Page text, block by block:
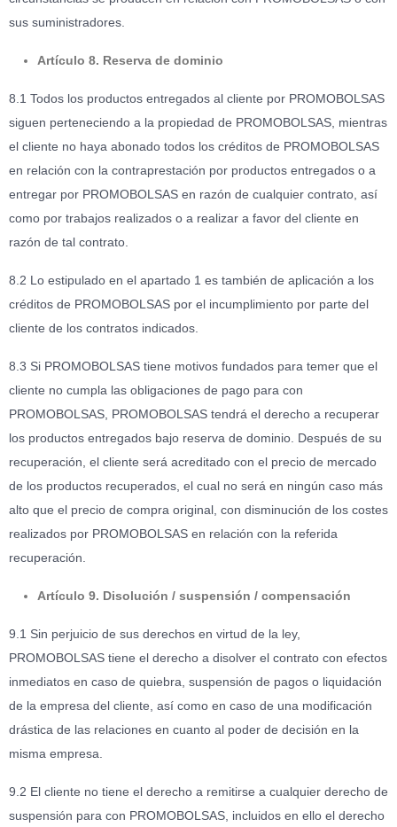
sus suministradores.
Artículo 8. Reserva de dominio
8.1 Todos los productos entregados al cliente por PROMOBOLSAS
siguen perteneciendo a la propiedad de PROMOBOLSAS, mientras
el cliente no haya abonado todos los créditos de PROMOBOLSAS
en relación con la contraprestación por productos entregados o a
entregar por PROMOBOLSAS en razón de cualquier contrato, así
como por trabajos realizados o a realizar a favor del cliente en
razón de tal contrato.
8.2 Lo estipulado en el apartado 1 es también de aplicación a los
créditos de PROMOBOLSAS por el incumplimiento por parte del
cliente de los contratos indicados.
8.3 Si PROMOBOLSAS tiene motivos fundados para temer que el
cliente no cumpla las obligaciones de pago para con
PROMOBOLSAS, PROMOBOLSAS tendrá el derecho a recuperar
los productos entregados bajo reserva de dominio. Después de su
recuperación, el cliente será acreditado con el precio de mercado
de los productos recuperados, el cual no será en ningún caso más
alto que el precio de compra original, con disminución de los costes
realizados por PROMOBOLSAS en relación con la referida
recuperación.
Artículo 9. Disolución / suspensión / compensación
9.1 Sin perjuicio de sus derechos en virtud de la ley,
PROMOBOLSAS tiene el derecho a disolver el contrato con efectos
inmediatos en caso de quiebra, suspensión de pagos o liquidación
de la empresa del cliente, así como en caso de una modificación
drástica de las relaciones en cuanto al poder de decisión en la
misma empresa.
9.2 El cliente no tiene el derecho a remitirse a cualquier derecho de
suspensión para con PROMOBOLSAS, incluidos en ello el derecho